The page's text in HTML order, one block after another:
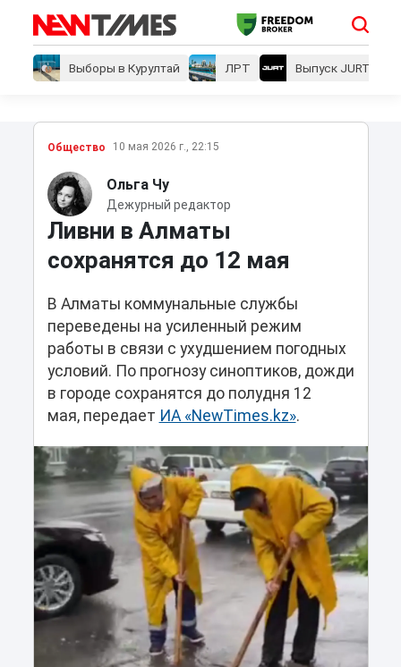
Выборы в Курултай ЛРТ Выпуск JURT
Общество 10 мая 2026 г., 22:15
Ольга Чу
Дежурный редактор
Ливни в Алматы
сохранятся до 12 мая
В Алматы коммунальные службы
переведены на усиленный режим
работы в связи с ухудшением погодных
условий. По прогнозу синоптиков, дожди
в городе сохранятся до полудня 12
мая, передает ИА «NewTimes.kz».